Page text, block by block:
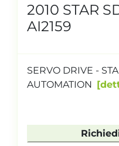
2010 STAR
AI2159
SERVO DRIVE -
AUTOMATION